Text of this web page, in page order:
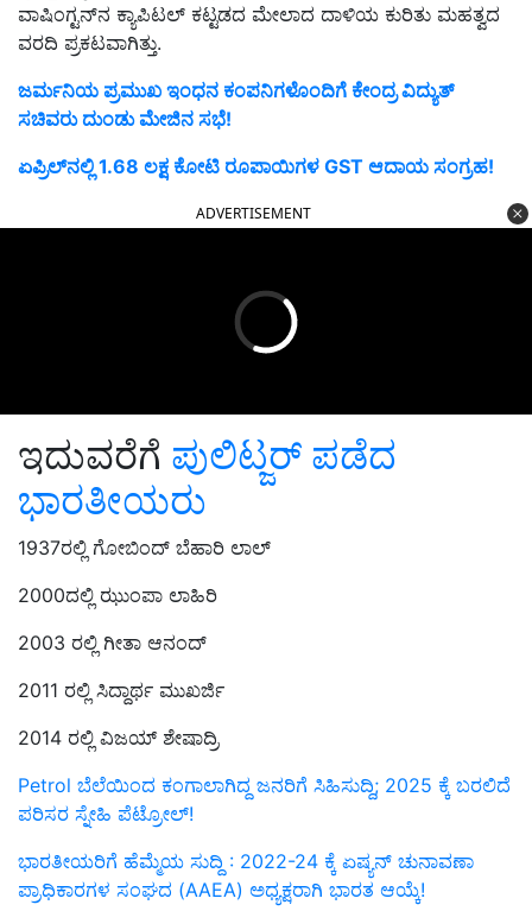
ವಾಷಿಂಗ್ಟನ್‌ನ ಕ್ಯಾಪಿಟಲ್‌ ಕಟ್ಟಡದ ಮೇಲಾದ ದಾಳಿಯ ಕುರಿತು ಮಹತ್ವದ
ವರದಿ ಪ್ರಕಟವಾಗಿತ್ತು.
ಜರ್ಮನಿಯ ಪ್ರಮುಖ ಇಂಧನ ಕಂಪನಿಗಳೊಂದಿಗೆ ಕೇಂದ್ರ ವಿದ್ಯುತ್
ಸಚಿವರು ದುಂಡು ಮೇಜಿನ ಸಭೆ!
ಏಪ್ರಿಲ್‌ನಲ್ಲಿ 1.68 ಲಕ್ಷ ಕೋಟಿ ರೂಪಾಯಿಗಳ GST ಆದಾಯ ಸಂಗ್ರಹ!
ADVERTISEMENT
ಇದುವರೆಗೆ ಪುಲಿಟ್ಜರ್‌ ಪಡೆದ
ಭಾರತೀಯರು
1937ರಲ್ಲಿ ಗೋಬಿಂದ್‌ ಬೆಹಾರಿ ಲಾಲ್‌
2000ದಲ್ಲಿ ಝುಂಪಾ ಲಾಹಿರಿ
2003 ರಲ್ಲಿ ಗೀತಾ ಆನಂದ್‌
2011 ರಲ್ಲಿ ಸಿದ್ದಾರ್ಥ ಮುಖರ್ಜಿ
2014 ರಲ್ಲಿ ವಿಜಯ್‌ ಶೇಷಾದ್ರಿ
Petrol ಬೆಲೆಯಿಂದ ಕಂಗಾಲಾಗಿದ್ದ ಜನರಿಗೆ ಸಿಹಿಸುದ್ದಿ; 2025 ಕ್ಕೆ ಬರಲಿದೆ
ಪರಿಸರ ಸ್ನೇಹಿ ಪೆಟ್ರೋಲ್!
ಭಾರತೀಯರಿಗೆ ಹೆಮ್ಮೆಯ ಸುದ್ದಿ : 2022-24 ಕ್ಕೆ ಏಷ್ಯನ್ ಚುನಾವಣಾ
ಪ್ರಾಧಿಕಾರಗಳ ಸಂಘದ (AAEA) ಅಧ್ಯಕ್ಷರಾಗಿ ಭಾರತ ಆಯ್ಕೆ!